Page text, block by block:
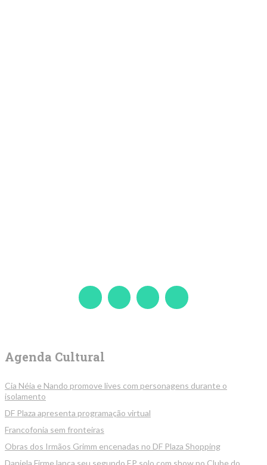
Agenda Cultural
Cia Néia e Nando promove lives com personagens durante o
isolamento
DF Plaza apresenta programação virtual
Francofonia sem fronteiras
Obras dos Irmãos Grimm encenadas no DF Plaza Shopping
Daniela Firme lança seu segundo EP solo com show no Clube do